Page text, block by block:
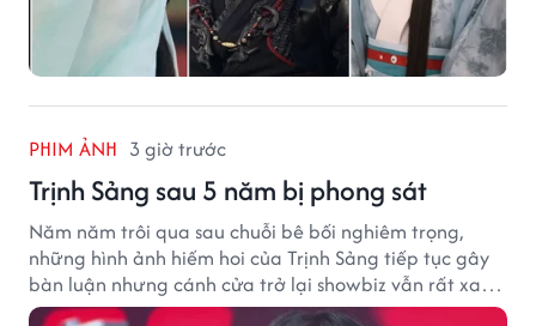
PHIM ẢNH 3 giờ trước
Trịnh Sảng sau 5 năm bị phong sát
Năm năm trôi qua sau chuỗi bê bối nghiêm trọng,
những hình ảnh hiếm hoi của Trịnh Sảng tiếp tục gây
bàn luận nhưng cánh cửa trở lại showbiz vẫn rất xa
vời.